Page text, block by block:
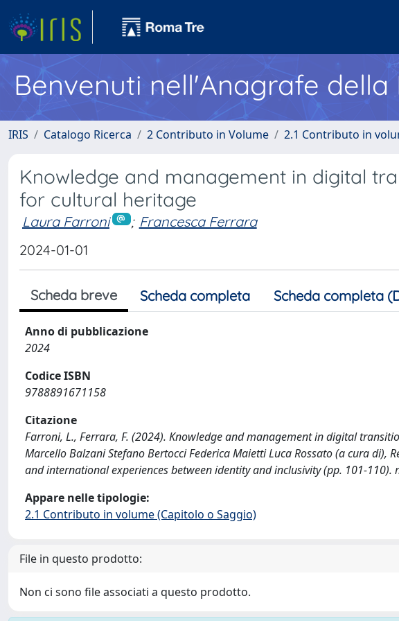
Benvenuti nell'Anagrafe della
IRIS Catalogo Ricerca 2 Contributo in Volume 2.1 Contributo in
Knowledge and management in digital
for cultural heritage
Laura Farroni ; Francesca Ferrara
2024-01-01
Scheda breve Scheda completa Scheda completa
Anno di pubblicazione
2024
Codice ISBN
9788891671158
Citazione
Farroni, L., Ferrara, F. (2024). Knowledge and management in digital
Marcello Balzani Stefano Bertocci Federica Maietti Luca Rossato (a cura
and international experiences between identity and inclusivity (pp. 101-
Appare nelle tipologie:
2.1 Contributo in volume (Capitolo o Saggio)
File in questo prodotto:
Non ci sono file associati a questo prodotto.